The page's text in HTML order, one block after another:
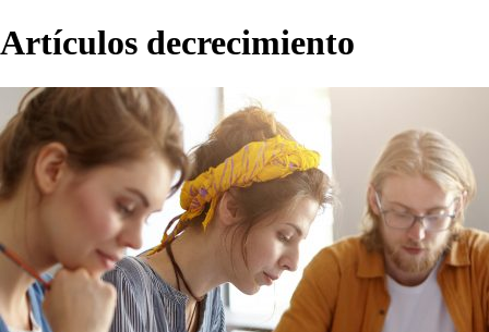
Artículos decrecimiento